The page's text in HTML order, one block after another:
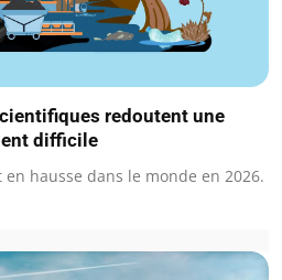
redoutent une
difficile
en hausse dans le monde en 2026.